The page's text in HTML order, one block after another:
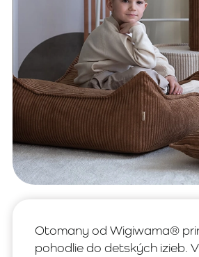
Otomany od Wigiwama®
pohodlie do detských izieb.